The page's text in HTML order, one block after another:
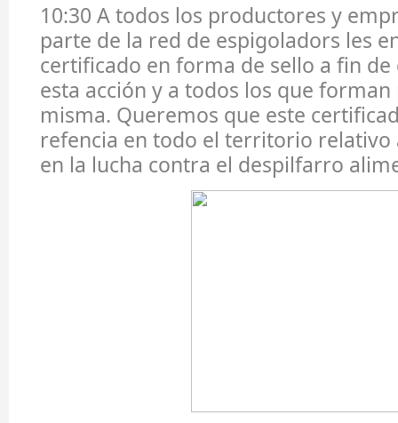
10:30 A todos los productores y
parte de la red de espigoladors les
certificado en forma de sello a fin
esta acción y a todos los que
misma. Queremos que este
refencia en todo el territorio
en la lucha contra el despilfarro